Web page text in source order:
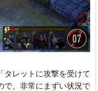
タレットに攻撃を受けて
で、非常にまずい状況で